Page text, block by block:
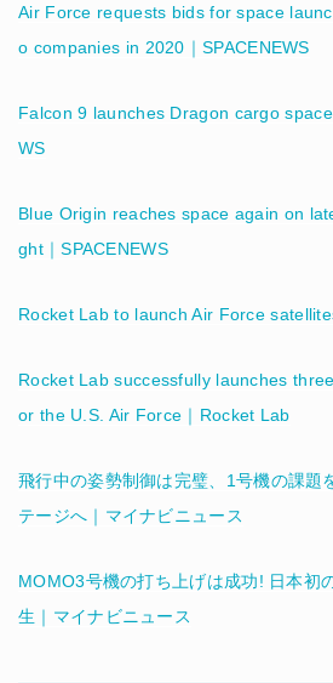
Air Force requests bids for space
o companies in 2020｜SPACENEWS
Falcon 9 launches Dragon cargo
WS
Blue Origin reaches space again on
ght｜SPACENEWS
Rocket Lab to launch Air Force
Rocket Lab successfully launches
or the U.S. Air Force｜Rocket Lab
飛行中の姿勢制御は完璧、1号機の課題
テージへ｜マイナビニュース
MOMO3号機の打ち上げは成功! 日本初
生｜マイナビニュース